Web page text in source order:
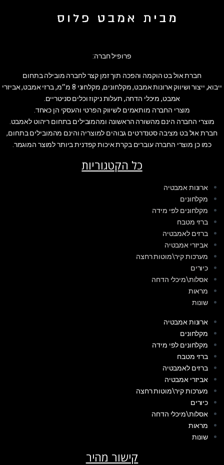
פרופיל חברה:
חברת אול בט הוקמה והפכה תוך זמן קצר לחברה מובילה בתחום
ייבוא, ייצור ושיווק ארונות אמבט, מקלחונים, מקלחוני 8 מ״מ, ברזי אמבט, אביזרי
אמבט, מיכלי הדחה, תעלות ניקוז וכלים סניטריים.
מוצרי החברה מותאמים לשיווק הפרטי והעסקי הן כאחד.
מוצרי החברה הינם מהשורה הראשונה ומהמובילים בתחום ריהוט לאמבט.
חברת אול בט מציבה סטנדרטים גבוהים למוצריה והינם מהמובילים בתחום,
כמו כן מוצרי החברה עוברים בקרת איכות קפדנית ביותר למוצר המוגמר.
כל הקטגוריות
ארונות אמבטיה
מקלחונים
מקלחונים לפי מידה
ברזי מטבח
ברזים לאמבטיה
אביזרי אמבטיה
מערכות קיר\מוטות רחצה
כיורים
אסלות\מיכלי הדחה
מראות
שונות
ארונות אמבטיה
מקלחונים
מקלחונים לפי מידה
ברזי מטבח
ברזים לאמבטיה
אביזרי אמבטיה
מערכות קיר\מוטות רחצה
כיורים
אסלות\מיכלי הדחה
מראות
שונות
קישור מהיר